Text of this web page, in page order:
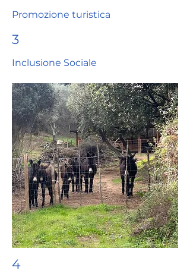
Promozione turistica
3
Inclusione Sociale
4